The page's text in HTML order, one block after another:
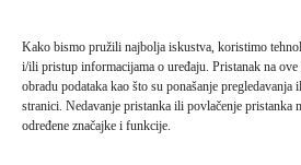
Kako bismo pružili najbolja iskustva, koristimo
i/ili pristup informacijama o uređaju. Pristanak na
obradu podataka kao što su ponašanje
stranici. Nedavanje pristanka ili povlačenje pristanka
određene značajke i funkcije.
pored niske utjelovljenih komičnih
Ukratko, predstava Ja, deda zabavan je i
komad kojem je pošlo za rukom u cijelosti
gledatelja te u osamdesetak minuta
omogućivši im pritom da zaborave na